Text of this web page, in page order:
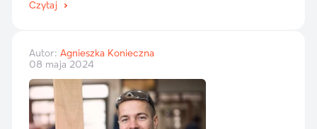
Czytaj
08 maja 2024
Autor: Agnieszka Konieczna